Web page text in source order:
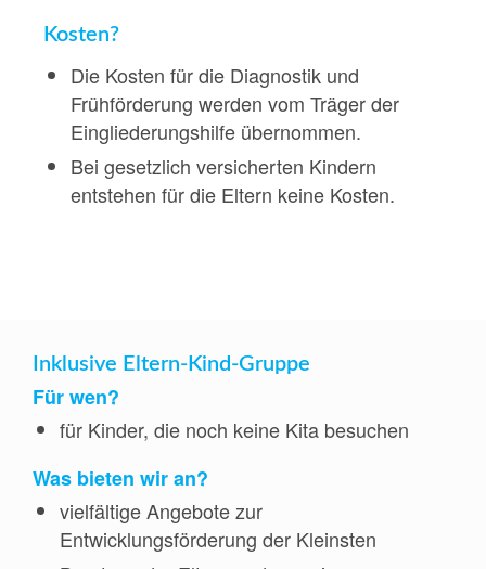
Kosten?
Die Kosten für die Diagnostik und
Frühförderung werden vom Träger der
Eingliederungshilfe übernommen.
Bei gesetzlich versicherten Kindern
entstehen für die Eltern keine Kosten.
Inklusive Eltern-Kind-Gruppe
Für wen?
für Kinder, die noch keine Kita besuchen
Was bieten wir an?
vielfältige Angebote zur
Entwicklungsförderung der Kleinsten